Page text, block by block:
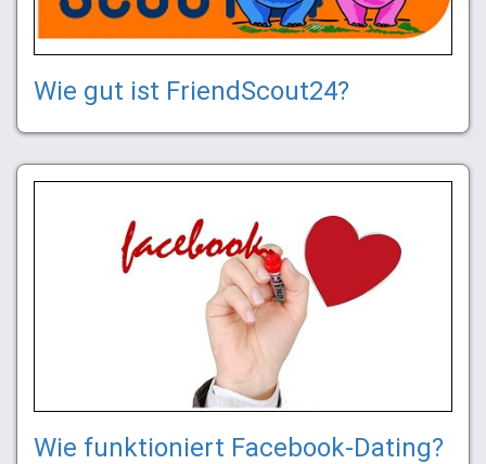
Wie gut ist FriendScout24?
Wie funktioniert Facebook-Dating?